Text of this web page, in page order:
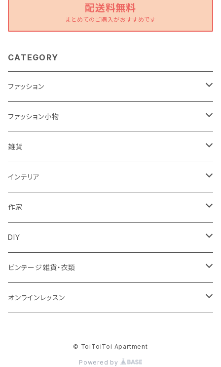
配送料無料
まとめてのご購入がおすすめです
CATEGORY
ファッション
ワンピース
トップス
パンツ
スカート
サロペット
ベスト
ジャケット
ファッション小物
バッグ
ポーチ
シューズ
アクセサリー
ターバン
ブローチ
雑貨
バスケット
リュック
グラス
カトラリー
器
キッチン雑貨
インテリア
カゴ
ズールーバスケット
トンガバスケット
鏡
ウォールハンガー
照明
作家
ccocoiro accessory
glass accessory tubu
fuji-gallery
DIY
マスキングテープ
ウィリアムモリス
壁紙
ビンテージ雑貨・衣類
食器
オンラインレッスン
© ToiToiToi Apartment
Powered by